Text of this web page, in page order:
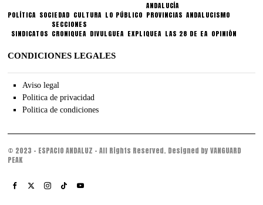
POLÍTICA SOCIEDAD CULTURA LO PÚBLICO
ANDALUCÍA
PROVINCIAS ANDALUCISMO
SINDICATOS
SECCIONES
CRONIQUEA DIVULGUEA EXPLIQUEA LAS 28 DE EA OPINIÓN
CONDICIONES LEGALES
Aviso legal
Politica de privacidad
Politica de condiciones
© 2023 - ESPACIO ANDALUZ - All Rights Reserved. Designed by VANGUARD
PEAK